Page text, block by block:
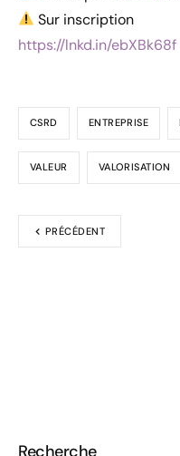
Sur inscription
https://lnkd.in/ebXBk68f
CSRD ENTREPRISE
VALEUR VALORISATION
PRÉCÉDENT
Recherche